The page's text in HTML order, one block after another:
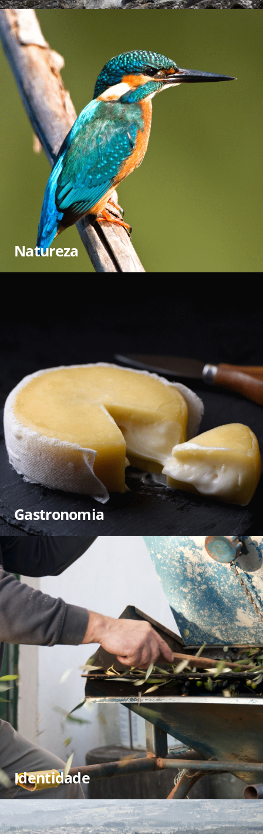
Natureza
Gastronomia
Identidade